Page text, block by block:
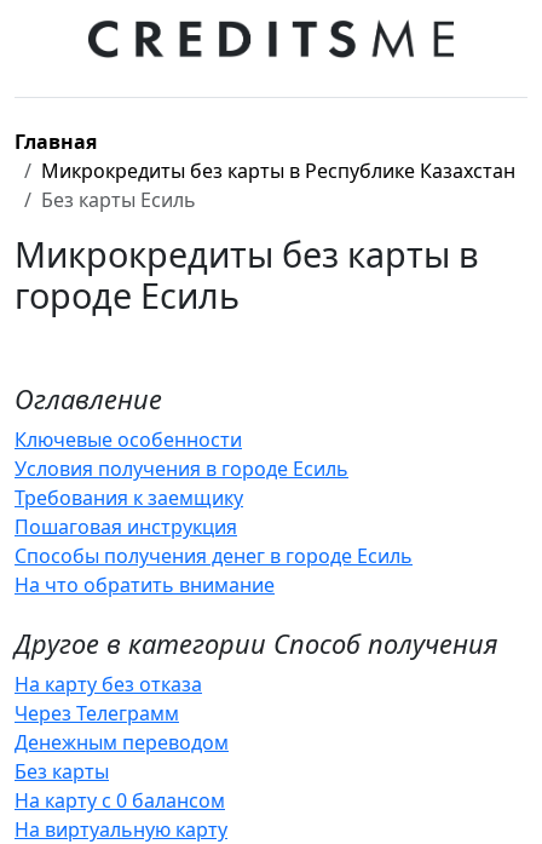
Главная
Микрокредиты без карты в Республике Казахстан
Без карты Есиль
Микрокредиты без карты в
городе Есиль
Оглавление
Ключевые особенности
Условия получения в городе Есиль
Требования к заемщику
Пошаговая инструкция
Способы получения денег в городе Есиль
На что обратить внимание
Другое в категории Способ получения
На карту без отказа
Через Телеграмм
Денежным переводом
Без карты
На карту с 0 балансом
На виртуальную карту